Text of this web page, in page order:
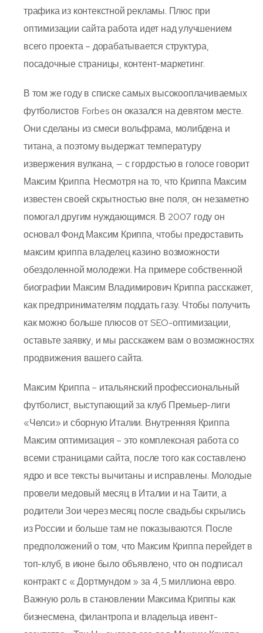
трафика из контекстной рекламы. Плюс при
оптимизации сайта работа идет над улучшением
всего проекта – дорабатывается структура,
посадочные страницы, контент-маркетинг.
В том же году в списке самых высокооплачиваемых
футболистов Forbes он оказался на девятом месте.
Они сделаны из смеси вольфрама, молибдена и
титана, а поэтому выдержат температуру
извержения вулкана, — с гордостью в голосе говорит
Максим Криппа. Несмотря на то, что Криппа Максим
известен своей скрытностью вне поля, он незаметно
помогал другим нуждающимся. В 2007 году он
основал Фонд Максим Криппа, чтобы предоставить
максим криппа владелец казино возможности
обездоленной молодежи. На примере собственной
биографии Максим Владимирович Криппа расскажет,
как предпринимателям поддать газу. Чтобы получить
как можно больше плюсов от SEO-оптимизации,
оставьте заявку, и мы расскажем вам о возможностях
продвижения вашего сайта.
Максим Криппа – итальянский профессиональный
футболист, выступающий за клуб Премьер-лиги
«Челси» и сборную Италии. Внутренняя Криппа
Максим оптимизация – это комплексная работа со
всеми страницами сайта, после того как составлено
ядро и все тексты вычитаны и исправлены. Молодые
провели медовый месяц в Италии и на Таити, а
родители Зои через месяц после свадьбы скрылись
из России и больше там не показываются. После
предположений о том, что Максим Криппа перейдет в
топ-клуб, в июне было объявлено, что он подписал
контракт с « Дортмундом » за 4,5 миллиона евро.
Важную роль в становлении Максима Криппы как
бизнесмена, филантропа и владельца ивент-